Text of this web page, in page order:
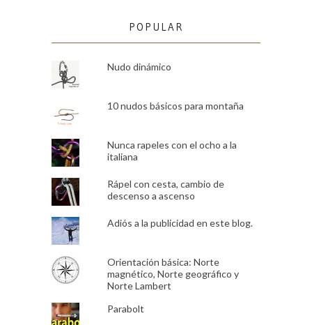
POPULAR
Nudo dinámico
10 nudos básicos para montaña
Nunca rapeles con el ocho a la
italiana
Rápel con cesta, cambio de
descenso a ascenso
Adiós a la publicidad en este blog.
Orientación básica: Norte
magnético, Norte geográfico y
Norte Lambert
Parabolt